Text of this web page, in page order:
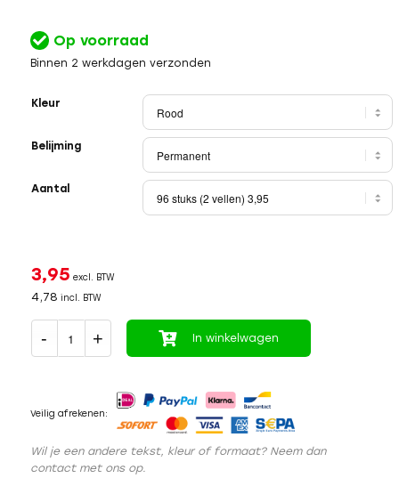
Op voorraad
Binnen 2 werkdagen verzonden
Kleur
Belijming
Aantal
3,95 excl. BTW
4,78 incl. BTW
In winkelwagen
Veilig afrekenen:
Wil je een andere tekst, kleur of formaat? Neem dan
contact met ons op.